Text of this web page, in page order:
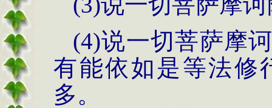
(4)说一切菩萨摩
有能依如是等法修
多。